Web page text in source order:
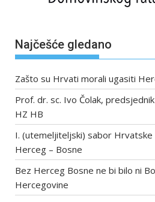
Najčešće gledano
Zašto su Hrvati morali ugasiti
Prof. dr. sc. Ivo Čolak,
HZ HB
I. (utemeljiteljski) sabor Hrvatske
Herceg – Bosne
Bez Herceg Bosne ne bi bilo ni
Hercegovine